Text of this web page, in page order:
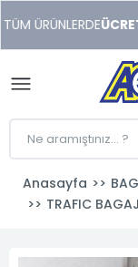
xonusu
veren
sitolar
ÜRÜNLERDE
Anasayfa
TRAFIC